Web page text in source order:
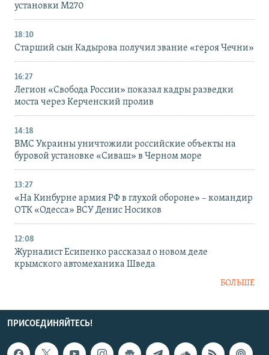
установки M270
18:10
Старший сын Кадырова получил звание «героя Чечни»
16:27
Легион «Свобода России» показал кадры разведки
моста через Керченский пролив
14:18
ВМС Украины уничтожили российские объекты на
буровой установке «Сиваш» в Черном море
13:27
«На Кинбурне армия РФ в глухой обороне» – командир
ОТК «Одесса» ВСУ Денис Носиков
12:08
Журналист Есипенко рассказал о новом деле
крымского автомеханика Шведа
БОЛЬШЕ
ПРИСОЕДИНЯЙТЕСЬ!